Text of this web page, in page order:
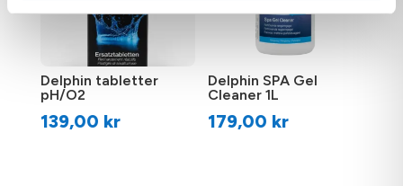
Delphin tabletter
pH/O2
139,00 kr
Delphin SPA Gel
Cleaner 1L
179,00 kr